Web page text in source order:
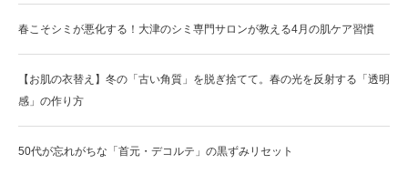
春こそシミが悪化する！大津のシミ専門サロンが教える4月の肌ケア習慣
【お肌の衣替え】冬の「古い角質」を脱ぎ捨てて。春の光を反射する「透明
感」の作り方
50代が忘れがちな「首元・デコルテ」の黒ずみリセット